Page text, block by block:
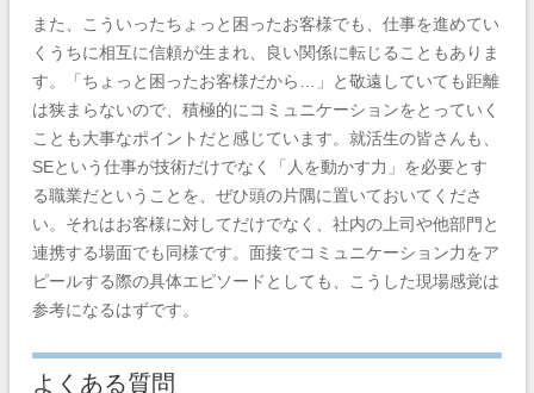
また、こういったちょっと困ったお客様でも、仕事を進めてい
くうちに相互に信頼が生まれ、良い関係に転じることもありま
す。「ちょっと困ったお客様だから…」と敬遠していても距離
は狭まらないので、積極的にコミュニケーションをとっていく
ことも大事なポイントだと感じています。就活生の皆さんも、
SEという仕事が技術だけでなく「人を動かす力」を必要とす
る職業だということを、ぜひ頭の片隅に置いておいてくださ
い。それはお客様に対してだけでなく、社内の上司や他部門と
連携する場面でも同様です。面接でコミュニケーション力をア
ピールする際の具体エピソードとしても、こうした現場感覚は
参考になるはずです。
よくある質問